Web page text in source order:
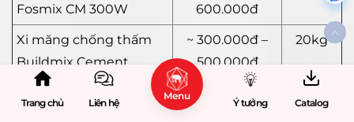
Fosmix CM 300W
600.000đ
Xi măng chống thấm
Buildmix Cement
WPC40
~ 300.000đ –
500.000đ
20kg
Trang chủ Liên hệ
Menu
Ý tưởng Catalog